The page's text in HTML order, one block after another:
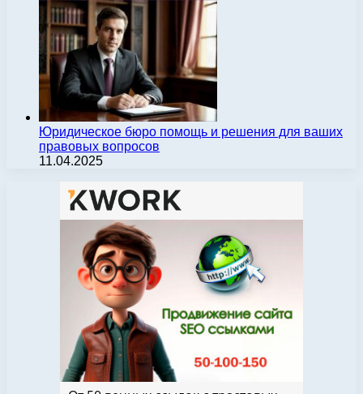
Юридическое бюро помощь и решения для ваших
правовых вопросов
11.04.2025